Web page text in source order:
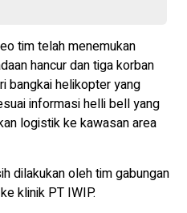
tim telah menemukan
hancur dan tiga korban
bangkai helikopter yang
informasi helli bell yang
logistik ke kawasan area
dilakukan oleh tim gabungan
klinik PT IWIP.